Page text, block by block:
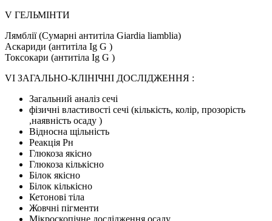
V ГЕЛЬМІНТИ
Лямблії (Сумарні антитіла Giardia liamblia)
Аскариди (антитіла Ig G )
Токсокари (антитіла Ig G )
VI ЗАГАЛЬНО-КЛІНІЧНІ ДОСЛІДЖЕННЯ :
Загальний аналіз сечі
фізичні властивості сечі (кількість, колір, прозорість
,наявність осаду )
Відносна щільність
Реакція Рн
Глюкоза якісно
Глюкоза кількісно
Білок якісно
Білок кількісно
Кетонові тіла
Жовчні пігменти
Мікроскопічне дослідження осаду